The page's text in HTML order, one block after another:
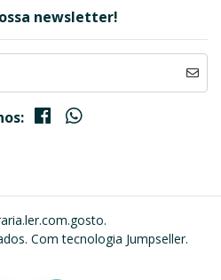
newsletter!
Com tecnologia Jumpseller.